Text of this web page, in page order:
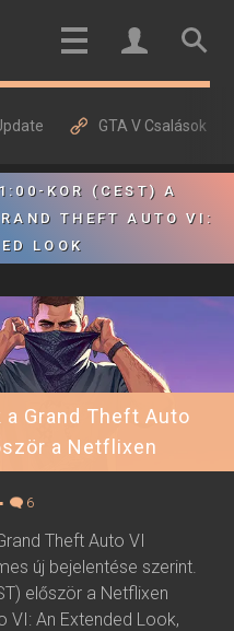
GTA V Csalások
KOR (CEST) A
THEFT AUTO VI:
LOOK
Grand Theft Auto
a Netflixen
▪ 6
Theft Auto VI
új bejelentése szerint.
először a Netflixen
VI: An Extended Look,